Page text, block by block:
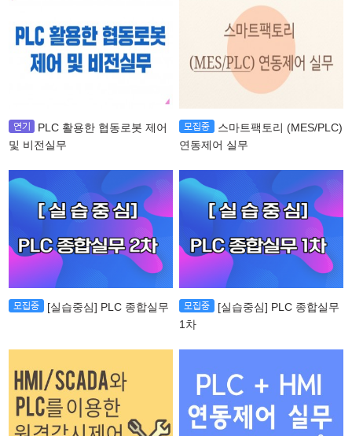
PLC 활용한 협동로봇 제어
및 비전실무
스마트팩토리 (MES/PLC)
연동제어 실무
[실습중심] PLC 종합실무
[실습중심] PLC 종합실무
1차